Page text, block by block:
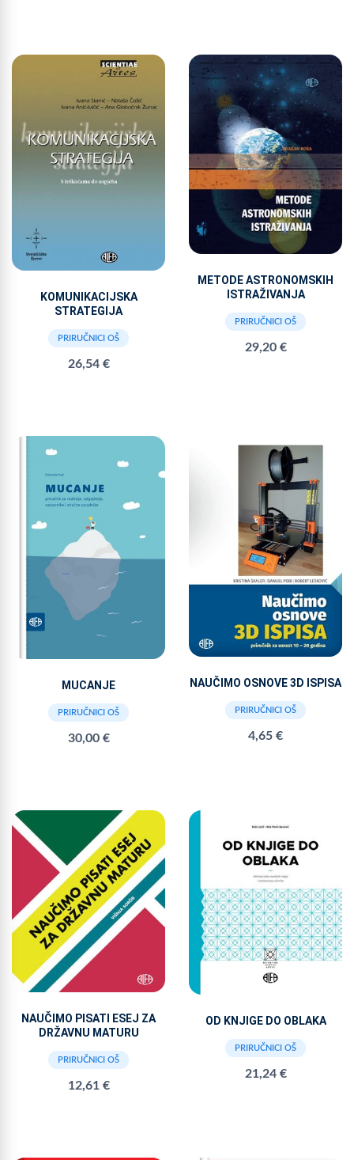
KOMUNIKACIJSKA
STRATEGIJA
PRIRUČNICI OŠ
26,54 €
METODE ASTRONOMSKIH
ISTRAŽIVANJA
PRIRUČNICI OŠ
29,20 €
MUCANJE
PRIRUČNICI OŠ
30,00 €
NAUČIMO OSNOVE 3D ISPISA
PRIRUČNICI OŠ
4,65 €
NAUČIMO PISATI ESEJ ZA
DRŽAVNU MATURU
PRIRUČNICI OŠ
12,61 €
OD KNJIGE DO OBLAKA
PRIRUČNICI OŠ
21,24 €